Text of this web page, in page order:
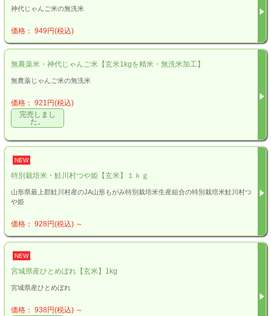
神代じゃんご米の無洗米
価格： 949円(税込)
無農薬米・神代じゃんご米【玄米1kgを精米・無洗米加工】
無農薬じゃんご米の無洗米
価格： 921円(税込)
完売しまし
た。
NEW
特別栽培米・鮭川村つや姫【玄米】１ｋｇ
山形県最上郡鮭川村産のJA山形もがみ特別栽培米生産組合の特別栽培米鮭川村つ
や姫
価格： 928円(税込) ～
NEW
宮城県産ひとめぼれ【玄米】1kg
宮城県産ひとめぼれ
価格： 938円(税込) ～